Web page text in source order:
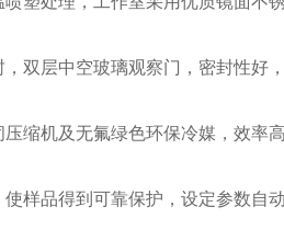
，双层中空玻璃观察门，密封性
压缩机及无氟绿色环保冷媒，效
使样品得到可靠保护，设定参数自